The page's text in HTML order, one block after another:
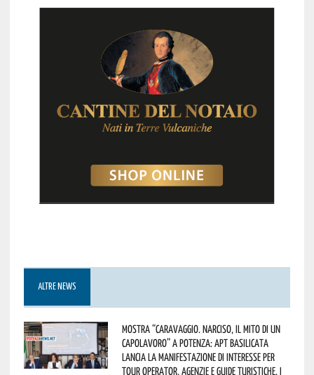
ALTRE NEWS
Mostra “Caravaggio. Narciso, il mito di un
capolavoro” a Potenza: APT Basilicata
lancia la manifestazione di interesse per
Tour Operator, Agenzie e Guide Turistiche. I